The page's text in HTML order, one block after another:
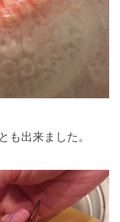
も出来ました。